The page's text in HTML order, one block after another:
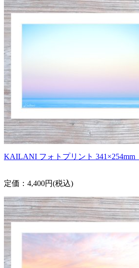
KAILANI フォトプリント 341×254mm
定価：4,400円(税込)